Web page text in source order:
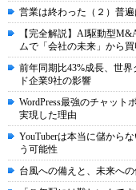
営業は終わった（２）普
【完全解説】AI駆動型
ムで「会社の未来」から
前年同期比43%成長、世
ド企業9社の影響
WordPress最強のチャット
実現した理由
YouTuberは本当に儲から
う可能性
台風への備えと、未来への